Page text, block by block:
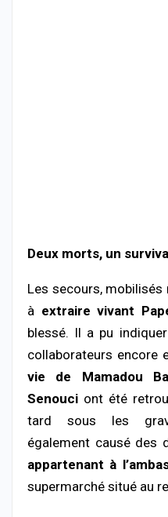
Deux morts, un
Les secours, mobilisés
à extrairevivant
blessé. Il a pu indiquer
collaborateurs encore
vie de Mamadou
Senouci ont été
tard sous les
également causé des
appartenant à
supermarché situé au